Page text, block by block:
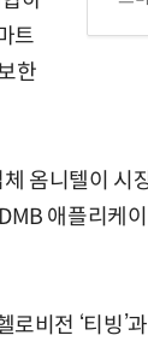
트
한
옴니텔이 시
애플리케
비전 ‘티빙’